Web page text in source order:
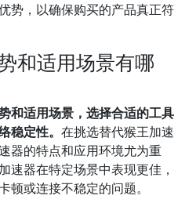
势，以确保购买的产品真正符
和适用场景有哪
和适用场景，选择合适的工具
稳定性。 在挑选替代猴王加速
器的特点和应用环境尤为重
速器在特定场景中表现更佳，
顿或连接不稳定的问题。